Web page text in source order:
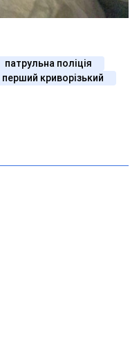
патрульна поліція
перший криворізький